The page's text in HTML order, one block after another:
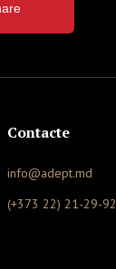
Contacte
info@adept.md
(+373 22) 21-29-92